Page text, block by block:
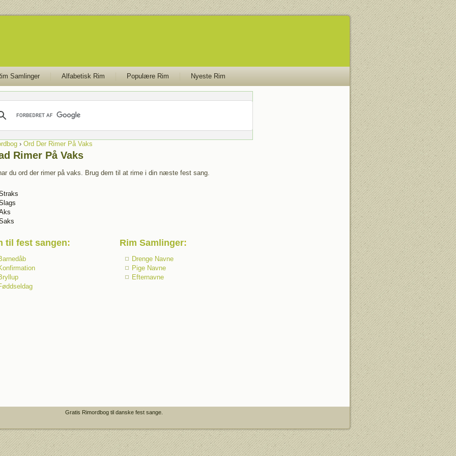
Samlinger Alfabetisk Rim Populære Rim Nyeste Rim
› Ord Der Rimer På Vaks
Rimer På Vaks
du ord der rimer på vaks. Brug dem til at rime i din næste fest sang.
til fest sangen: Rim Samlinger:
Drenge Navne
Pige Navne
Efternavne
Gratis Rimordbog til danske fest sange.